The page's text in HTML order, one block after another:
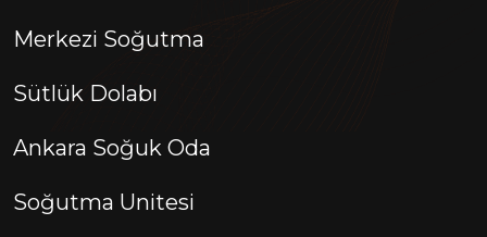
Merkezi Soğutma
Sütlük Dolabı
Ankara Soğuk Oda
Soğutma Unitesi